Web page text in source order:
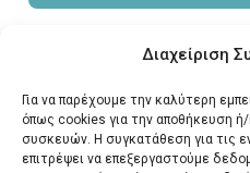
Διαχείριση
Για να παρέχουμε την καλύτερη
όπως cookies για την αποθήκευση
συσκευών. Η συγκατάθεση για τις
επιτρέψει να επεξεργαστούμε